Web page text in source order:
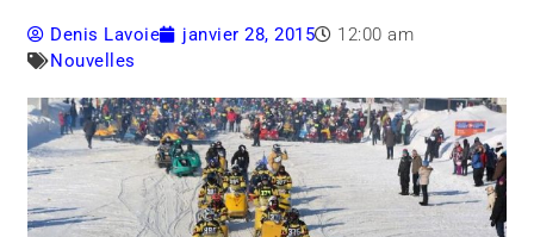
Denis Lavoie janvier 28, 2015
12:00 am
Nouvelles